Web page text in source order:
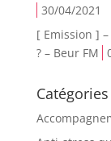
30/04/2021
[ Emission ]
? – Beur FM